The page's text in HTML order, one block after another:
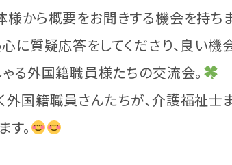
様から概要をお聞きする機会を持ち
に質疑応答をしてくださり、良い機
る外国籍職員様たちの交流会。
国籍職員さんたちが、介護福祉士
す。